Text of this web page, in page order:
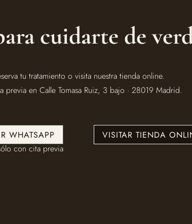
cuidarte de
tu tratamiento o visita nuestra tienda online.
previa en Calle Tomasa Ruiz, 3 bajo · 28019 Madrid.
WHATSAPP
con cita previa
VISITAR TIENDA